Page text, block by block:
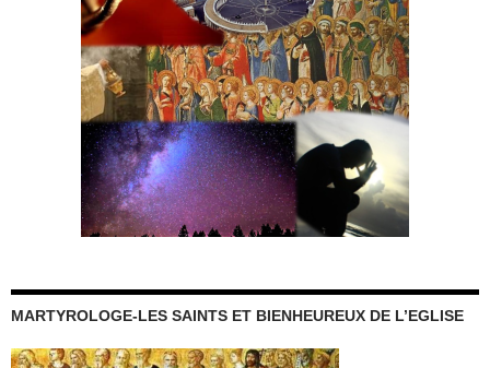
MARTYROLOGE-LES SAINTS ET BIENHEUREUX DE L’EGLISE